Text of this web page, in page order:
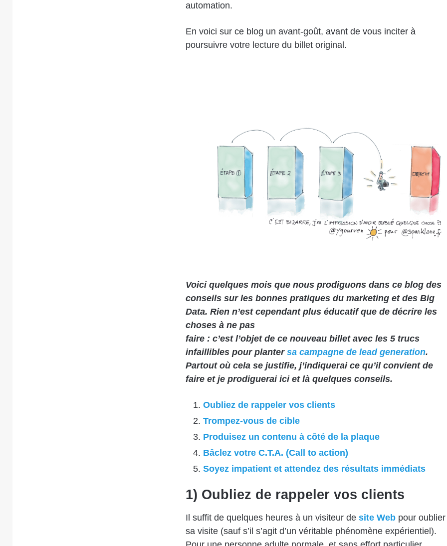
automation.
En voici sur ce blog un avant-goût, avant de vous inciter à
poursuivre votre lecture du billet original.
Voici quelques mois que nous prodiguons dans ce blog des
conseils sur les bonnes pratiques du marketing et des Big
Data. Rien n’est cependant plus éducatif que de décrire les
choses à ne pas
faire : c’est l’objet de ce nouveau billet avec les 5 trucs
infaillibles pour planter sa campagne de lead generation.
Partout où cela se justifie, j’indiquerai ce qu’il convient de
faire et je prodiguerai ici et là quelques conseils.
Oubliez de rappeler vos clients
Trompez-vous de cible
Produisez un contenu à côté de la plaque
Bâclez votre C.T.A. (Call to action)
Soyez impatient et attendez des résultats immédiats
1) Oubliez de rappeler vos clients
Il suffit de quelques heures à un visiteur de site Webpour oublier
sa visite (sauf s’il s’agit d’un véritable phénomène expérientiel).